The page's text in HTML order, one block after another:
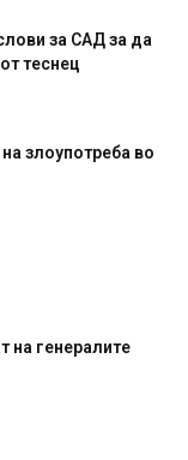
за САД за да
теснец
злоупотреба во
на генералите